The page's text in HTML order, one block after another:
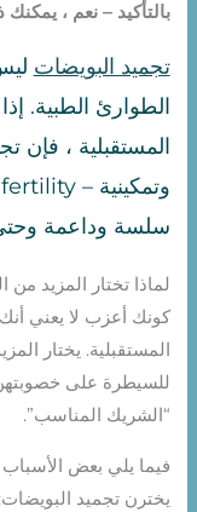
بالتأكيد – نعم ، يمكنك
تجميد البويضات
الطوارئ الطبية.
المستقبلية ، فإن
سلسة وداعمة
لماذا تختار المزيد من
كونك أعزب لا يعني
المستقبلية. يختار
للسيطرة على
“الشريك المناسب”.
فيما يلي بعض الأسباب
يخترن تجميد البويضات: